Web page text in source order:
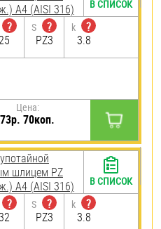
A4 (AISI 316)
?
25
S
?
PZ3
k
?
3.8
Цена:
73р. 70коп.
В СПИСОК
шлицем PZ
A4 (AISI 316)
?
S
?
PZ3
k
?
3.8
В СПИСОК